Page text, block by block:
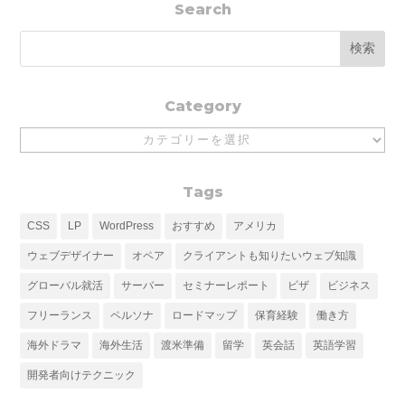
Search
Category
Tags
CSS LP WordPress おすすめ アメリカ
ウェブデザイナー オペア クライアントも知りたいウェブ知識
グローバル就活 サーバー セミナーレポート ビザ ビジネス
フリーランス ペルソナ ロードマップ 保育経験 働き方
海外ドラマ 海外生活 渡米準備 留学 英会話 英語学習
開発者向けテクニック